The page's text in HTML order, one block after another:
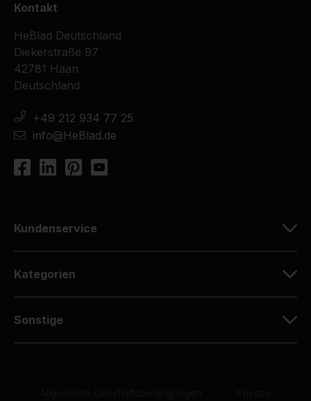
Kontakt
HeBlad Deutschland
Diekerstraße 97
42781 Haan
Deutschland
+49 212 934 77 25
info@HeBlad.de
Kundenservice
Kategorien
Sonstige